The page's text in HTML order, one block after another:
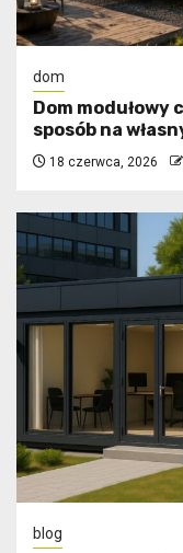
dom
Dom modułowy
sposób na
18 czerwca, 2026
blog